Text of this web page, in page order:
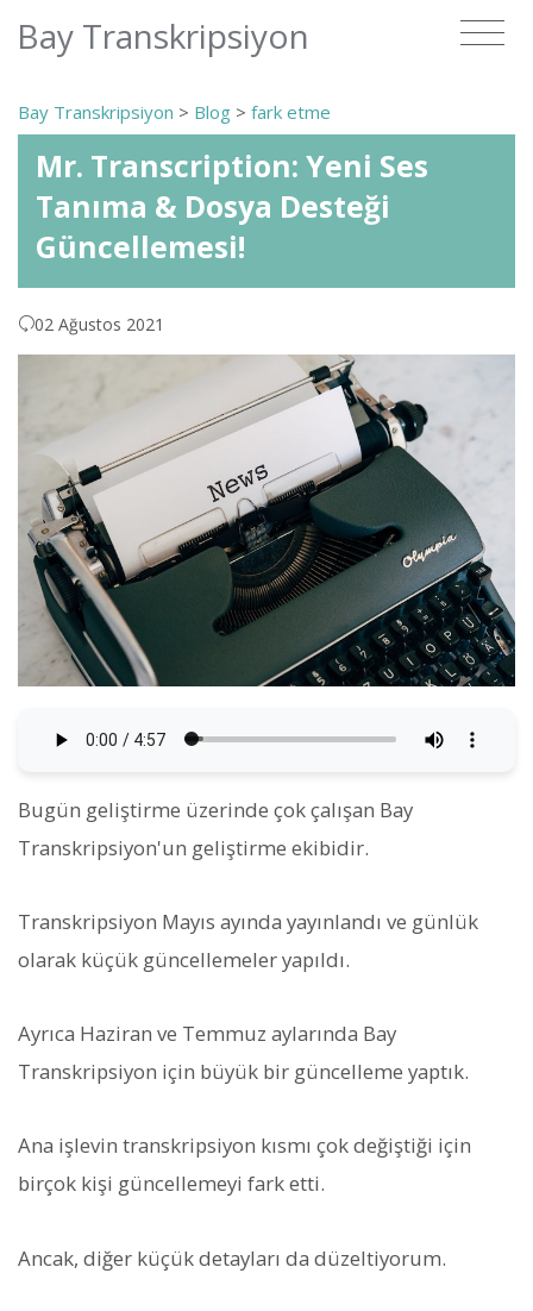
Bay Transkripsiyon
Bay Transkripsiyon > Blog > fark etme
Mr. Transcription: Yeni Ses
Tanıma & Dosya Desteği
Güncellemesi!
02 Ağustos 2021
Bugün geliştirme üzerinde çok çalışan Bay
Transkripsiyon'un geliştirme ekibidir.
Transkripsiyon Mayıs ayında yayınlandı ve günlük
olarak küçük güncellemeler yapıldı.
Ayrıca Haziran ve Temmuz aylarında Bay
Transkripsiyon için büyük bir güncelleme yaptık.
Ana işlevin transkripsiyon kısmı çok değiştiği için
birçok kişi güncellemeyi fark etti.
Ancak, diğer küçük detayları da düzeltiyorum.